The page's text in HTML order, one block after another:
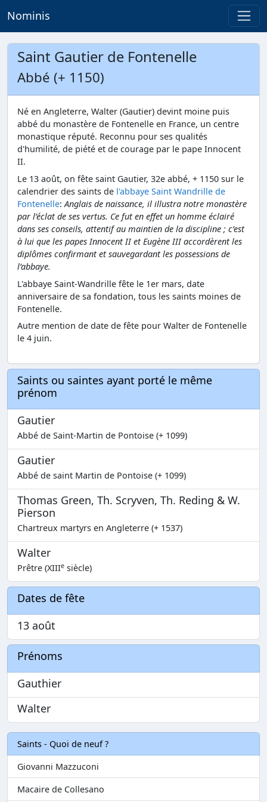
Nominis
Saint Gautier de Fontenelle
Abbé (+ 1150)
Né en Angleterre, Walter (Gautier) devint moine puis
abbé du monastère de Fontenelle en France, un centre
monastique réputé. Reconnu pour ses qualités
d'humilité, de piété et de courage par le pape Innocent
II.
Le 13 août, on fête saint Gautier, 32e abbé, + 1150 sur le
calendrier des saints de l'abbaye Saint Wandrille de
Fontenelle: Anglais de naissance, il illustra notre monastère
par l’éclat de ses vertus. Ce fut en effet un homme éclairé
dans ses conseils, attentif au maintien de la discipline ; c’est
à lui que les papes Innocent II et Eugène III accordèrent les
diplômes confirmant et sauvegardant les possessions de
l’abbaye.
L'abbaye Saint-Wandrille fête le 1er mars, date
anniversaire de sa fondation, tous les saints moines de
Fontenelle.
Autre mention de date de fête pour Walter de Fontenelle
le 4 juin.
Saints ou saintes ayant porté le même
prénom
Gautier
Abbé de Saint-Martin de Pontoise (+ 1099)
Gautier
Abbé de saint Martin de Pontoise (+ 1099)
Thomas Green, Th. Scryven, Th. Reding & W.
Pierson
Chartreux martyrs en Angleterre (+ 1537)
Walter
Prêtre (XIIIe siècle)
Dates de fête
13 août
Prénoms
Gauthier
Walter
Saints - Quoi de neuf ?
Giovanni Mazzuconi
Macaire de Collesano